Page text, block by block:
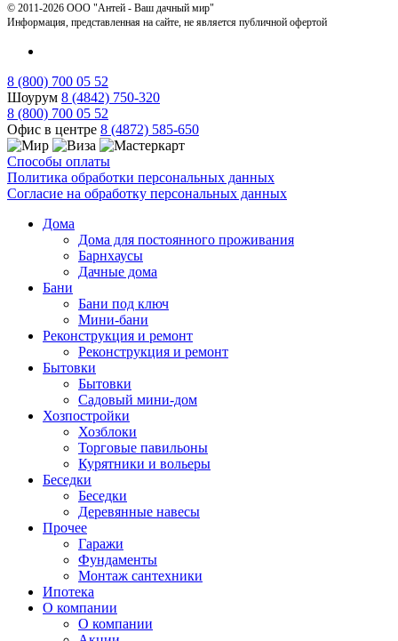
© 2011-2026 ООО "Антей - Ваш дачный мир"
Информация, представленная на сайте, не является публичной офертой
8 (800) 700 05 52
Шоурум 8 (4842) 750-320
8 (800) 700 05 52
Офис в центре 8 (4872) 585-650
Способы оплаты
Политика обработки персональных данных
Согласие на обработку персональных данных
Дома
Дома для постоянного проживания
Барнхаусы
Дачные дома
Бани
Бани под ключ
Мини-бани
Реконструкция и ремонт
Реконструкция и ремонт
Бытовки
Бытовки
Садовый мини-дом
Хозпостройки
Хозблоки
Торговые павильоны
Курятники и вольеры
Беседки
Беседки
Деревянные навесы
Прочее
Гаражи
Фундаменты
Монтаж сантехники
Ипотека
О компании
О компании